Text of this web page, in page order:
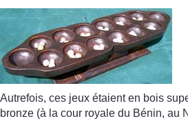
Autrefois, ces jeux étaient en bois
bronze (à la cour royale du Bénin, au